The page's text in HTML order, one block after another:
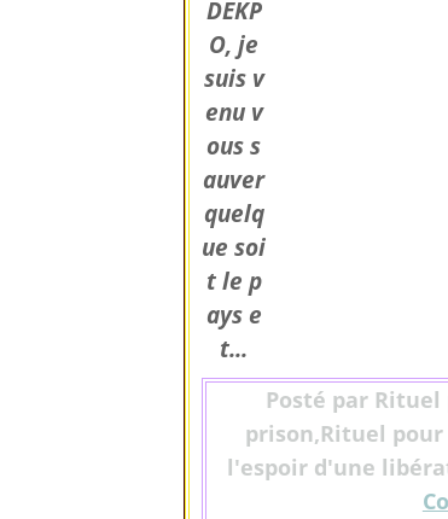
DEKP
O, je
suis v
enu v
ous s
auver
quelq
ue soi
t le p
ays e
t...
Posté par
prison,Rituel
l'espoir d'une